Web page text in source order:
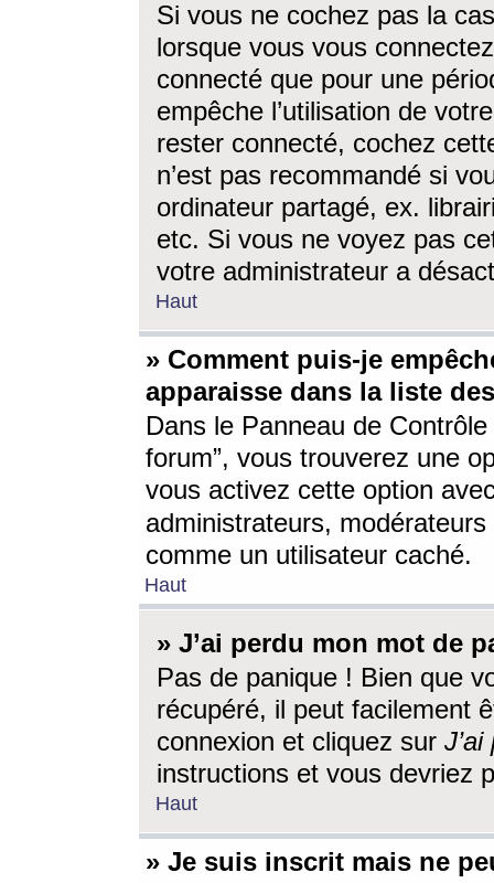
Si vous ne cochez pas la
lorsque vous vous
connecté que pour une
empêche l’utilisation de
rester connecté, cochez
n’est pas recommandé si
ordinateur partagé, ex.
etc. Si vous ne voyez pas
votre administrateur a
Haut
» Comment puis-je
apparaisse dans la liste
Dans le Panneau de
forum”, vous trouverez une
vous activez cette option
administrateurs,
comme un utilisateur caché.
Haut
» J’ai perdu mon mot de
Pas de panique ! Bien que
récupéré, il peut facilement
connexion et cliquez sur
instructions et vous devriez
Haut
» Je suis inscrit mais ne